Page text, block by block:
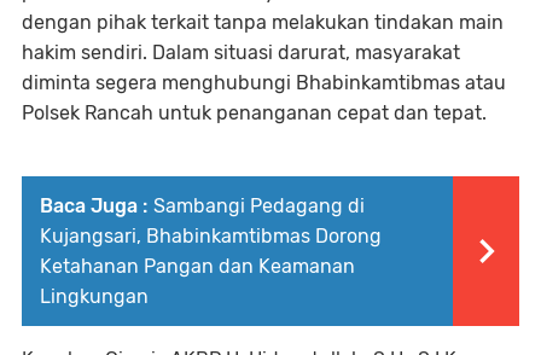
dengan pihak terkait tanpa melakukan tindakan main
hakim sendiri. Dalam situasi darurat, masyarakat
diminta segera menghubungi Bhabinkamtibmas atau
Polsek Rancah untuk penanganan cepat dan tepat.
Baca Juga : Sambangi Pedagang di
Kujangsari, Bhabinkamtibmas Dorong
Ketahanan Pangan dan Keamanan
Lingkungan